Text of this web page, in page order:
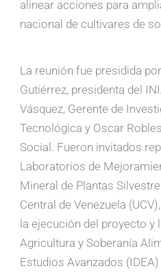
alinear acciones para
nacional de cultivares de
La reunión fue presidida
Gutiérrez, presidenta del
Vásquez, Gerente de
Tecnológica y Oscar
Social. Fueron invitados
Laboratorios de
Mineral de Plantas
Central de Venezuela
la ejecución del proyecto y
Agricultura y Soberanía
Estudios Avanzados